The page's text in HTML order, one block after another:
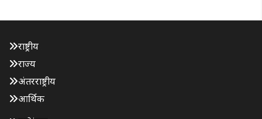
राष्ट्रीय
राज्य
अंतरराष्ट्रीय
आर्थिक